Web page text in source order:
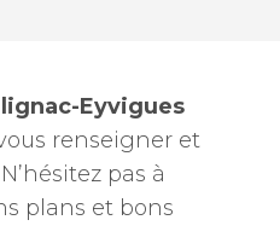
Eyvigues
renseigner et
pas à
plans et bons